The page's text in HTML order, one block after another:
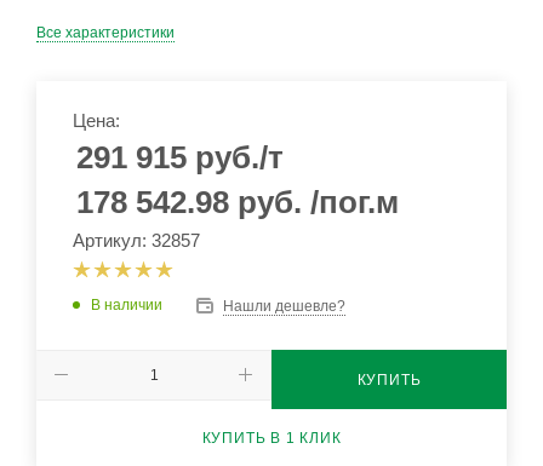
Все характеристики
Цена:
291 915 руб./т
178 542.98 руб. /пог.м
Артикул: 32857
В наличии Нашли дешевле?
КУПИТЬ
КУПИТЬ В 1 КЛИК